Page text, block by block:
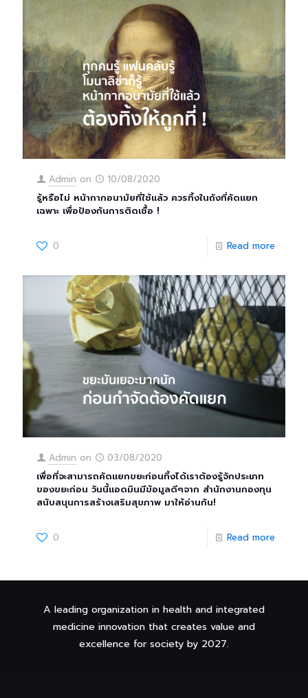
Admin on
10/08/2020
รู้หรือไม่ หน้ากากอนามัยที่ใช้แล้ว ควรทิ้งในถังที่คัดแยก
เฉพาะ เพื่อป้องกันการติดเชื้อ !
0 Read more
Admin on
03/08/2020
เพื่อที่จะสามารถคัดแยกขยะก่อนทิ้งได้เราต้องรู้จักประเภท
ของขยะก่อน วันนี้แอดมินมีข้อมูลดีๆจาก สํานักงานกองทุน
สนับสนุนการสร้างเสริมสุขภาพ มาให้อ่านกัน!
0 Read more
A leading organization in health and integrated
medicine innovation that creates value and
excellence for society by 2027.